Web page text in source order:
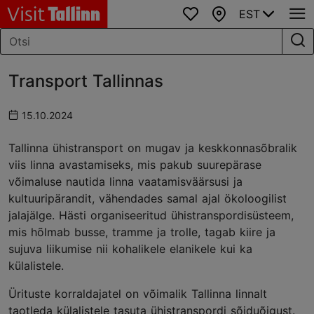
Lemmikud
Kaart
EST
Transport Tallinnas
15.10.2024
Tallinna ühistransport on mugav ja keskkonnasõbralik
viis linna avastamiseks, mis pakub suurepärase
võimaluse nautida linna vaatamisväärsusi ja
kultuuripärandit, vähendades samal ajal ökoloogilist
jalajälge. Hästi organiseeritud ühistranspordisüsteem,
mis hõlmab busse, tramme ja trolle, tagab kiire ja
sujuva liikumise nii kohalikele elanikele kui ka
külalistele.
Ürituste korraldajatel on võimalik Tallinna linnalt
taotleda külalistele tasuta ühistranspordi sõiduõigust.